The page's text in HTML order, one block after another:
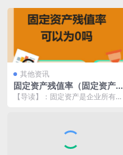
其他资讯
固定资产残值率（固定资产残
值率计算公式）
【导读】：固定资产是企业所有的